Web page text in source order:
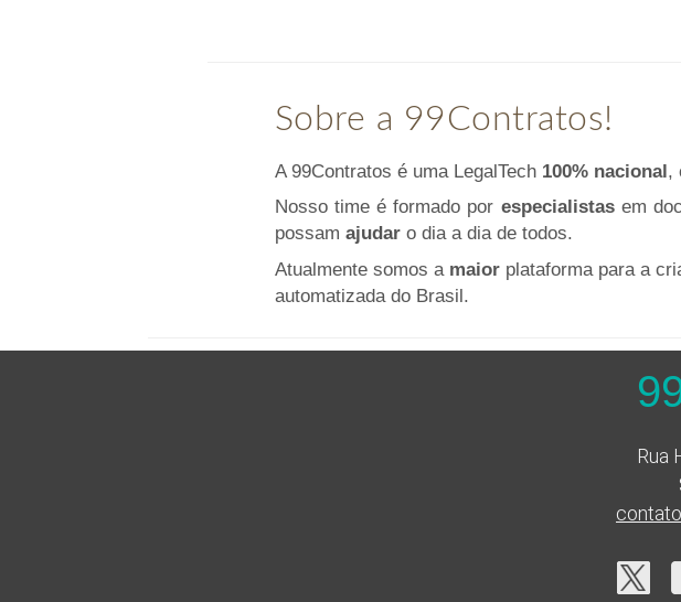
Sobre a 99Contratos!
A 99Contratos é uma LegalTech 100% nacional,
Nosso time é formado por especialistasem
possam ajudaro dia a dia de todos.
Atualmente somos a maiorplataforma para a
automatizada do Brasil.
Rua